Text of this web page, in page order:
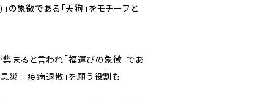
の象徴である「天狗」をモチーフと
まると言われ「福運びの象徴」であ
災」「疫病退散」を願う役割も